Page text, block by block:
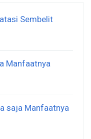
Sembelit
Manfaatnya
saja Manfaatnya